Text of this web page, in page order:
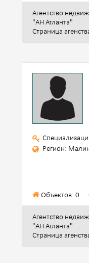
Агентство
"АН Атланта"
Страница
Регион:
Объектов: 0
Агентство
"АН Атланта"
Страница